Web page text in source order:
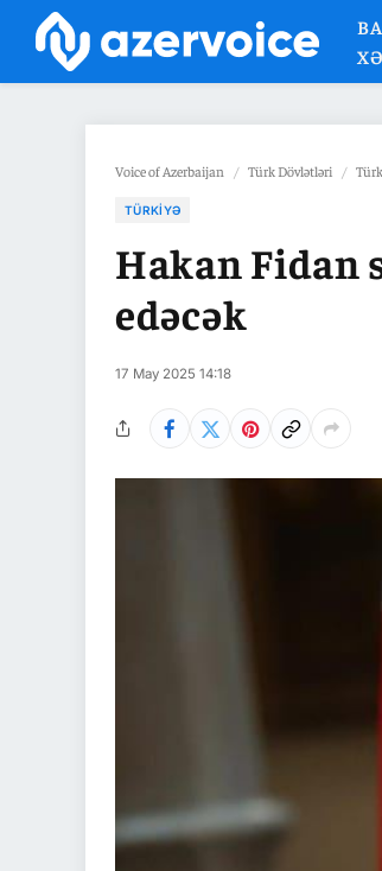
Voice of Azerbaijan / Türk Dövlətləri /
TÜRKIYƏ
Hakan Fidan
edəcək
17 May 2025 14:18